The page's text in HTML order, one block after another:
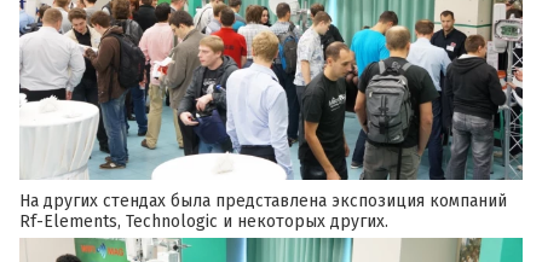
На других стендах была представлена экспозиция компаний
Rf-Elements, Technologic и некоторых других.